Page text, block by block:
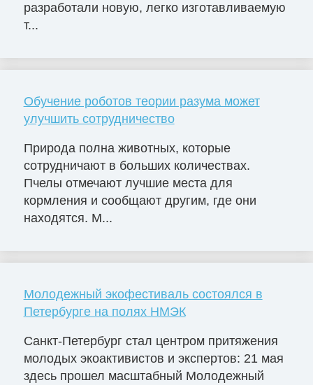
разработали новую, легко изготавливаемую
т...
Обучение роботов теории разума может
улучшить сотрудничество
Природа полна животных, которые
сотрудничают в больших количествах.
Пчелы отмечают лучшие места для
кормления и сообщают другим, где они
находятся. М...
Молодежный экофестиваль состоялся в
Петербурге на полях НМЭК
Санкт-Петербург стал центром притяжения
молодых экоактивистов и экспертов: 21 мая
здесь прошел масштабный Молодежный